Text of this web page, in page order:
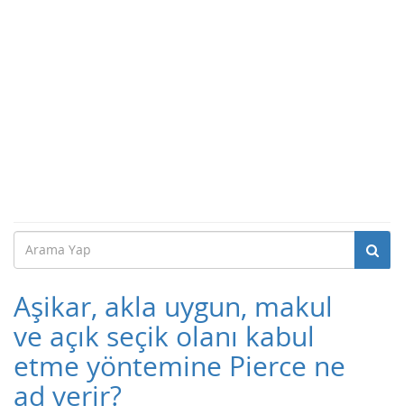
Aşikar, akla uygun, makul
ve açık seçik olanı kabul
etme yöntemine Pierce ne
ad verir?